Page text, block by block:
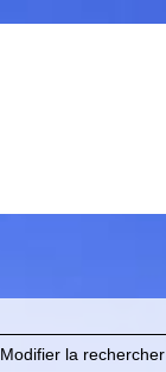
Modifier la rechercher